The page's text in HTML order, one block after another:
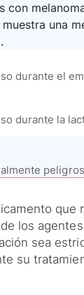
con
una
durante el
durante la
que
los
sea
su